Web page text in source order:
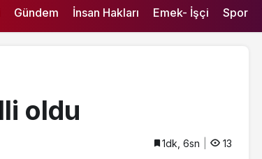
Gündem İnsan Hakları Emek- İşçi Spor
oldu
1dk, 6sn 13